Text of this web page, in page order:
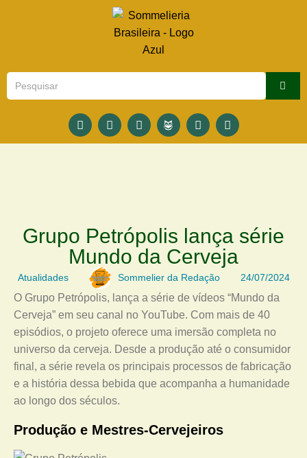
Grupo Petrópolis lança série
Mundo da Cerveja
Atualidades Sommelier da Redação 24/07/2024
O Grupo Petrópolis, lança a série de vídeos “Mundo da
Cerveja” em seu canal no YouTube. Com mais de 40
episódios, o projeto oferece uma imersão completa no
universo da cerveja. Desde a produção até o consumidor
final, a série revela os principais processos de fabricação
e a história dessa bebida que acompanha a humanidade
ao longo dos séculos.
Produção e Mestres-Cervejeiros